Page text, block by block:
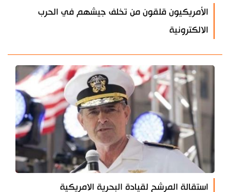
الأمريكيون قلقون من تخلف جيشهم في الحرب
الالكترونية
استقالة المرشح لقيادة البحرية الامريكية